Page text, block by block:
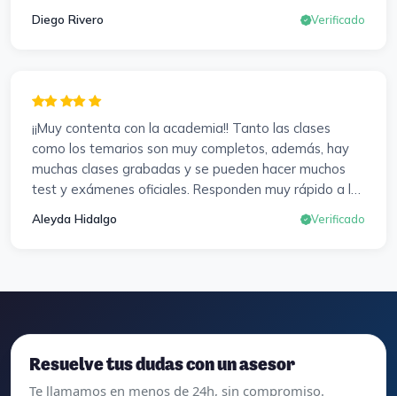
preparación y un temario muy al día. Una experiencia
muy positiva en todos los sentidos.
Diego Rivero Verificado
¡¡Muy contenta con la academia!! Tanto las clases
como los temarios son muy completos, además, hay
muchas clases grabadas y se pueden hacer muchos
test y exámenes oficiales. Responden muy rápido a los
correros y cada pocos días hay seminarios. Lo vuelvo a
decir, ¡¡Muy Contenta!!
Aleyda Hidalgo Verificado
Resuelve tus dudas con un asesor
Te llamamos en menos de 24h, sin compromiso.